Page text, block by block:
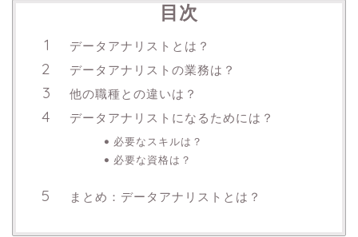
目次
データアナリストとは？
データアナリストの業務は？
他の職種との違いは？
データアナリストになるためには？
必要なスキルは？
必要な資格は？
まとめ：データアナリストとは？